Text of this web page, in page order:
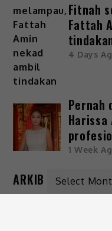
Fitnah
Fattah
4 Days
Pernah
1 Week
ARKIB